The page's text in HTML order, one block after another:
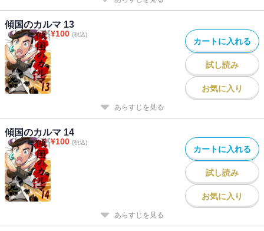
傾国のカルマ 13
¥100 (税込)
カートに入れる
試し読み
お気に入り
あらすじを見る
傾国のカルマ 14
¥100 (税込)
カートに入れる
試し読み
お気に入り
あらすじを見る